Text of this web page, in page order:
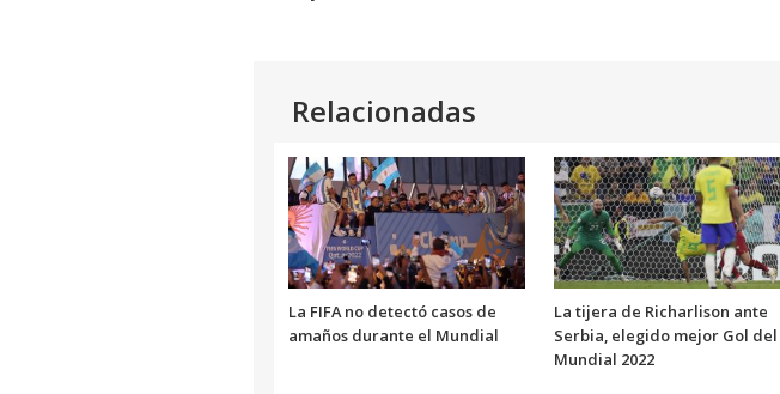
Relacionadas
La FIFA no detectó casos de
amaños durante el Mundial
La tijera de Richarlison ante
Serbia, elegido mejor Gol del
Mundial 2022